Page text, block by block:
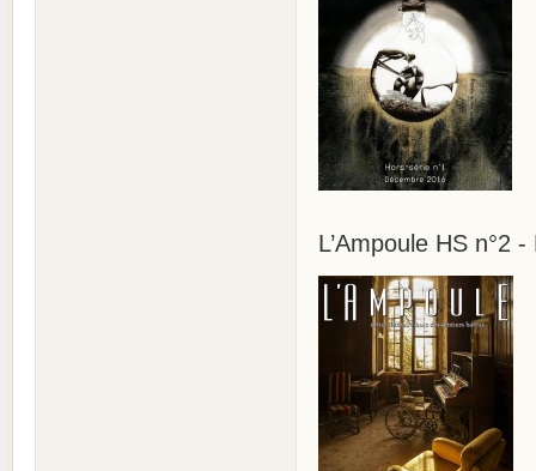
L’Ampoule HS n°2